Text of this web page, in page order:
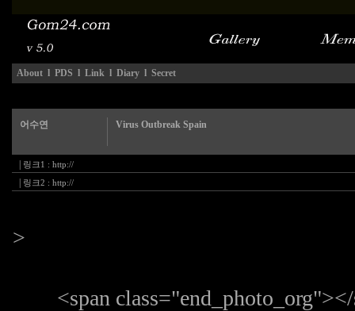
About l PDS l Link l Diary l Secret
어수연 Virus Outbreak Spain
링크1 : http://
링크2 : http://
>
<span class="end_photo_org">